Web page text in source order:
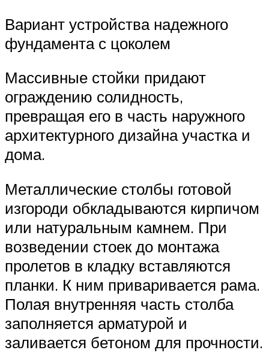
Вариант устройства надежного
фундамента с цоколем
Массивные стойки придают
ограждению солидность,
превращая его в часть наружного
архитектурного дизайна участка и
дома.
Металлические столбы готовой
изгороди обкладываются кирпичом
или натуральным камнем. При
возведении стоек до монтажа
пролетов в кладку вставляются
планки. К ним приваривается рама.
Полая внутренняя часть столба
заполняется арматурой и
заливается бетоном для прочности.